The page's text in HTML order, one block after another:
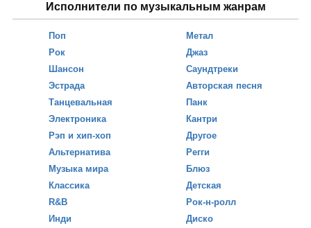
Исполнители по музыкальным жанрам
Поп
Рок
Шансон
Эстрада
Танцевальная
Электроника
Рэп и хип-хоп
Альтернатива
Музыка мира
Классика
R&B
Инди
Метал
Джаз
Саундтреки
Авторская песня
Панк
Кантри
Другое
Регги
Блюз
Детская
Рок-н-ролл
Диско